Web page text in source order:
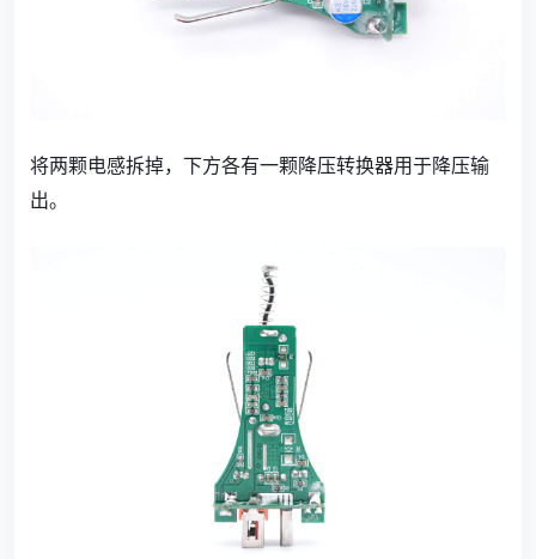
将两颗电感拆掉，下方各有一颗降压转换器用于降压输
出。